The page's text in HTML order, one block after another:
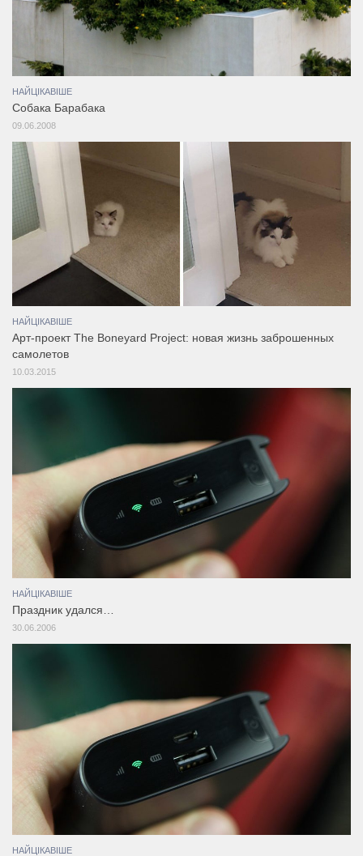
НАЙЦІКАВІШЕ
Собака Барабака
09.06.2008
НАЙЦІКАВІШЕ
Арт-проект The Boneyard Project: новая жизнь заброшенных
самолетов
10.03.2015
НАЙЦІКАВІШЕ
Праздник удался…
30.06.2006
НАЙЦІКАВІШЕ